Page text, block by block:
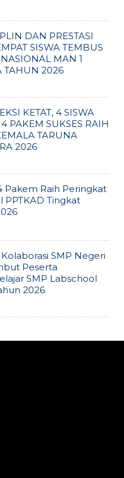
DAN PRESTASI
SISWA TEMBUS
MAN 1
TAHUN 2026
KETAT, 4 SISWA
PAKEM SUKSES RAIH
TARUNA
2026
Pakem Raih Peringkat
PPTKAD Tingkat
SMP Negeri
Peserta
SMP Labschool
2026